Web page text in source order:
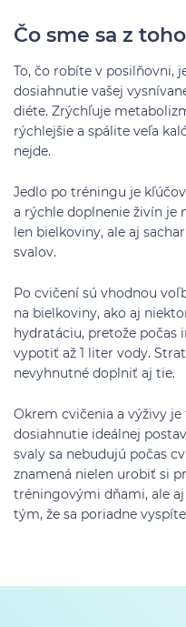
Čo sme sa z
To, čo robíte v posilňovni,
dosiahnutie vašej
diéte. Zrýchľuje
rýchlejšie a spálite veľa
nejde.
Jedlo po tréningu je
a rýchle doplnenie živín je
len bielkoviny, ale aj
svalov.
Po cvičení sú vhodnou
na bielkoviny, ako aj
hydratáciu, pretože
vypotiť až 1 liter vody.
nevyhnutné doplniť aj tie.
Okrem cvičenia a výživy
dosiahnutie ideálnej
svaly sa nebudujú počas
znamená nielen urobiť si
tréningovými dňami, ale
tým, že sa poriadne